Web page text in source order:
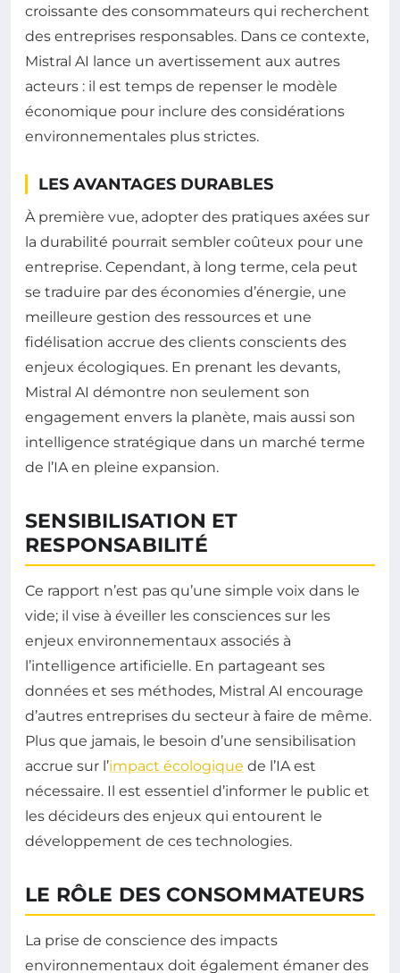
croissante des consommateurs qui recherchent
des entreprises responsables. Dans ce contexte,
Mistral AI lance un avertissement aux autres
acteurs : il est temps de repenser le modèle
économique pour inclure des considérations
environnementales plus strictes.
LES AVANTAGES DURABLES
À première vue, adopter des pratiques axées sur
la durabilité pourrait sembler coûteux pour une
entreprise. Cependant, à long terme, cela peut
se traduire par des économies d’énergie, une
meilleure gestion des ressources et une
fidélisation accrue des clients conscients des
enjeux écologiques. En prenant les devants,
Mistral AI démontre non seulement son
engagement envers la planète, mais aussi son
intelligence stratégique dans un marché terme
de l’IA en pleine expansion.
SENSIBILISATION ET
RESPONSABILITÉ
Ce rapport n’est pas qu’une simple voix dans le
vide; il vise à éveiller les consciences sur les
enjeux environnementaux associés à
l’intelligence artificielle. En partageant ses
données et ses méthodes, Mistral AI encourage
d’autres entreprises du secteur à faire de même.
Plus que jamais, le besoin d’une sensibilisation
accrue sur l’impact écologique de l’IA est
nécessaire. Il est essentiel d’informer le public et
les décideurs des enjeux qui entourent le
développement de ces technologies.
LE RÔLE DES CONSOMMATEURS
La prise de conscience des impacts
environnementaux doit également émaner des